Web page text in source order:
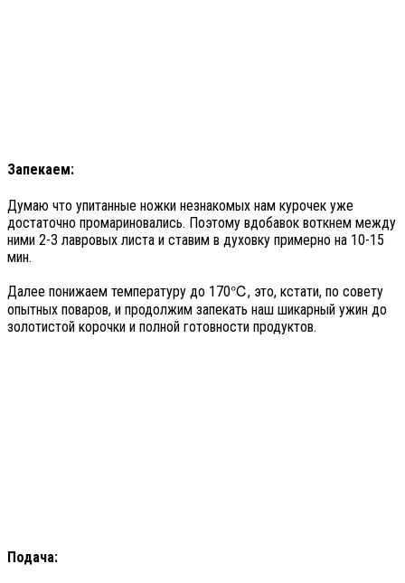
Запекаем:
Думаю что упитанные ножки незнакомых нам курочек уже
достаточно промариновались. Поэтому вдобавок воткнем между
ними 2-3 лавровых листа и ставим в духовку примерно на 10-15
мин.
Далее понижаем температуру до 170℃, это, кстати, по совету
опытных поваров, и продолжим запекать наш шикарный ужин до
золотистой корочки и полной готовности продуктов.
Подача: